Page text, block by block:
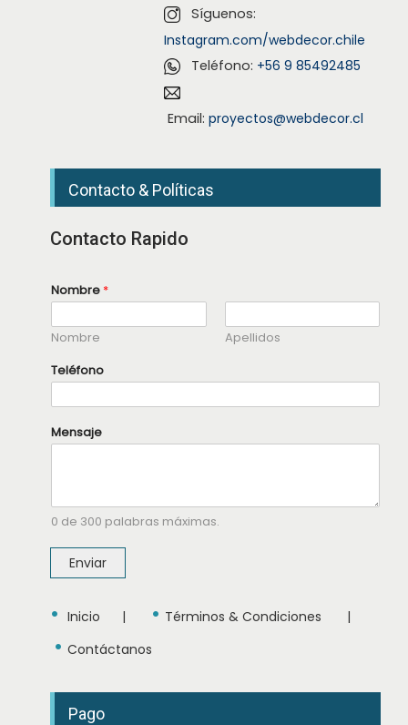
Síguenos:
Instagram.com/webdecor.chile
Teléfono: +56 9 85492485
Email: proyectos@webdecor.cl
Contacto & Políticas
Contacto Rapido
Nombre *
Nombre
Apellidos
Teléfono
N
o
M
e
s
j
T
Mensaje
0 de 300 palabras máximas.
Enviar
• Inicio | • Términos & Condiciones |
• Contáctanos
Pago